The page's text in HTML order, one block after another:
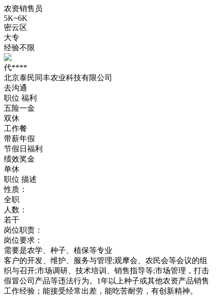
农资销售员
5K~6K
密云区
大专
经验不限
代****
北京泰民同丰农业科技有限公司
去沟通
职位 福利
五险一金
双休
工作餐
带薪年假
节假日福利
绩效奖金
单休
职位 描述
性质：
全职
人数：
若干
岗位职责：
岗位要求：
需要是农学、种子、植保等专业
客户的开发、维护、服务与管理;观摩会、农民会等会议的组
织与召开;市场调研、技术培训、销售指导等;市场管理，打击
假冒公司产品等违法行为。1年以上种子或其他农资产品销售
工作经验；能接受经常出差，能吃苦耐劳，有创新精神。